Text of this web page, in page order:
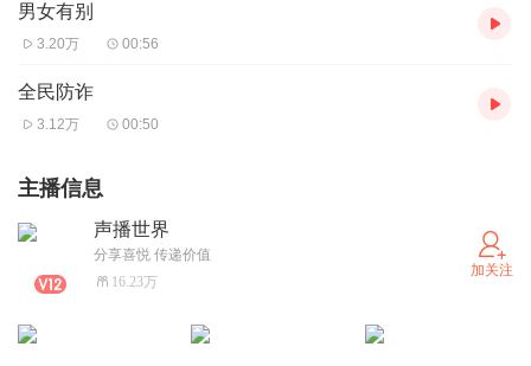
男女有别
3.20万 00:56
全民防诈
3.12万 00:50
主播信息
声播世界
分享喜悦 传递价值
16.23万
加关注